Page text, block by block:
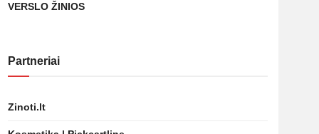
VERSLO ŽINIOS
Partneriai
Zinoti.lt